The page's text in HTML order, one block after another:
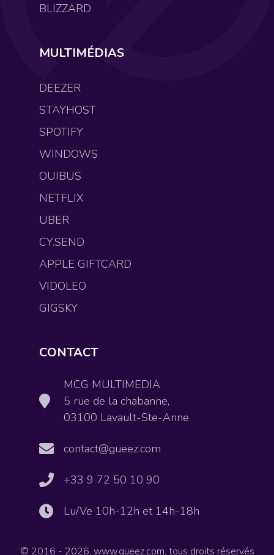
BLIZZARD
MULTIMÉDIAS
DEEZER
STAYHOST
SPOTIFY
WINDOWS
OUIBUS
NETFLIX
UBER
CY.SEND
APPLE GIFTCARD
VIDOLEO
GIGSKY
CONTACT
MCG MULTIMEDIA
5 rue de la chabanne,
03100 Lavault-Ste-Anne
contact@gueez.com
+33 9 72 50 10 90
Lu/Ve 10h-12h et 14h-18h
© 2016 - 2026, www.gueez.com, tous droits réservés